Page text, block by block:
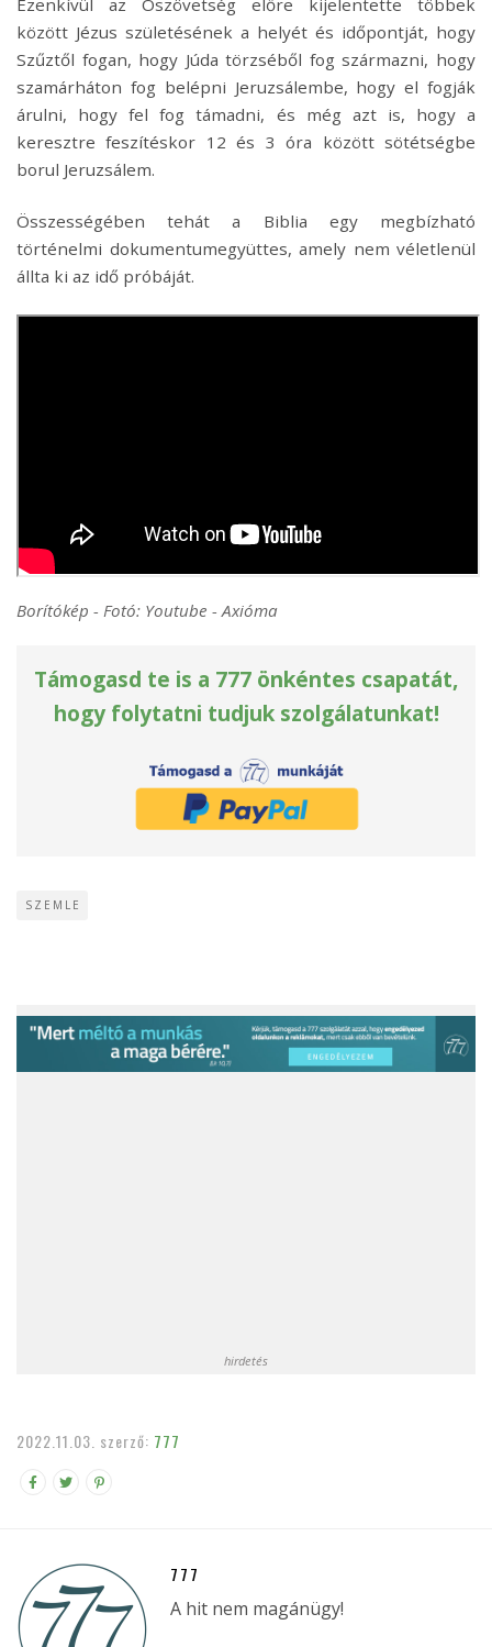
Ezenkívül az Ószövetség előre kijelentette többek
között Jézus születésének a helyét és időpontját, hogy
Szűztől fogan, hogy Júda törzséből fog származni, hogy
szamárháton fog belépni Jeruzsálembe, hogy el fogják
árulni, hogy fel fog támadni, és még azt is, hogy a
keresztre feszítéskor 12 és 3 óra között sötétségbe
borul Jeruzsálem.
Összességében tehát a Biblia egy megbízható
történelmi dokumentumegyüttes, amely nem véletlenül
állta ki az idő próbáját.
Borítókép - Fotó: Youtube - Axióma
Támogasd te is a 777 önkéntes csapatát,
hogy folytatni tudjuk szolgálatunkat!
SZEMLE
hirdetés
2022.11.03. szerző: 777
777
A hit nem magánügy!